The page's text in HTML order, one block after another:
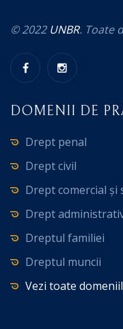
© 2022 UNBR. Toate
DOMENII DE
Drept penal
Drept civil
Drept comercial și
Drept
Dreptul familiei
Dreptul muncii
Vezi toate